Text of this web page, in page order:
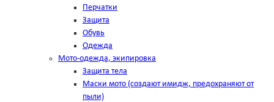
Перчатки
Защита
Обувь
Одежда
Мото-одежда, экипировка
Защита тела
Маски мото (создают имидж, предохраняют от
пыли)